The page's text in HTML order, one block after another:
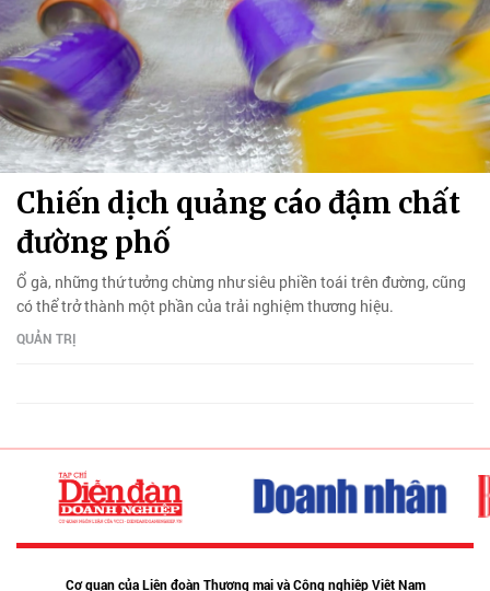
Chiến dịch quảng cáo đậm chất
đường phố
Ổ gà, những thứ tưởng chừng như siêu phiền toái trên đường, cũng
có thể trở thành một phần của trải nghiệm thương hiệu.
QUẢN TRỊ
Cơ quan của Liên đoàn Thương mại và Công nghiệp Việt Nam